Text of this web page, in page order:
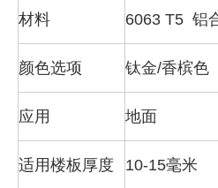
材料 6063 T5 铝
颜色选项 钛金/香槟色
应用 地面
适用楼板厚度 10-15毫米